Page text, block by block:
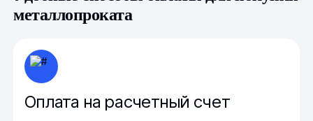
металлопроката
Оплата на расчетный счет